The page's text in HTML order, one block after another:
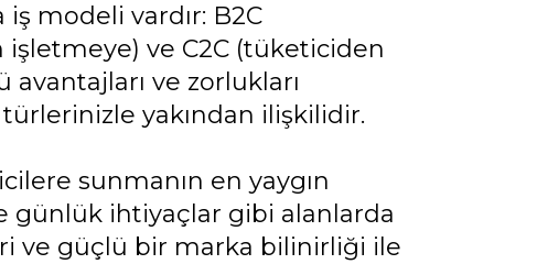
modeli vardır: B2C
ve C2C (tüketiciden
ve zorlukları
yakından ilişkilidir.
sunmanın en yaygın
günlük ihtiyaçlar gibi alanlarda
ve güçlü bir marka bilinirliği ile